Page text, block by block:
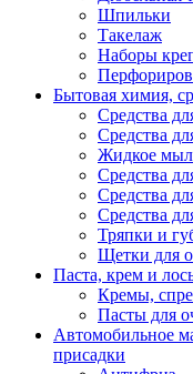
Шпильки
Такелаж
Наборы
Бытовая химия,
Средства
Средства
Жидкое
Средства
Средства
Средства
Тряпки и
Щетки для
Паста, крем и
Кремы,
Пасты для
Автомобильное
присадки